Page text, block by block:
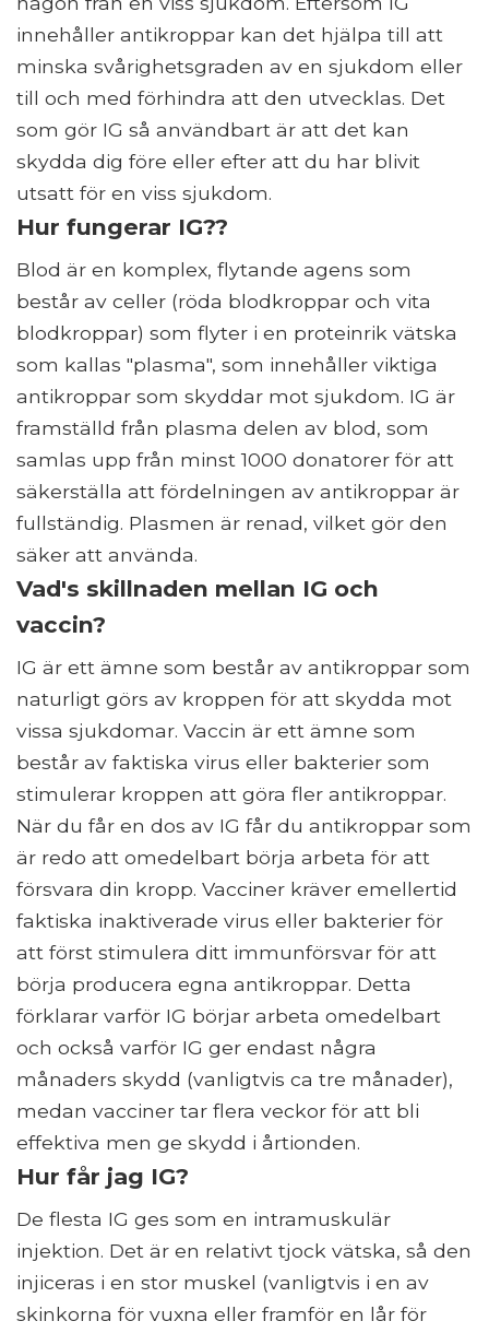
innehåller antikroppar kan det hjälpa till att
minska svårighetsgraden av en sjukdom eller
till och med förhindra att den utvecklas. Det
som gör IG så användbart är att det kan
skydda dig före eller efter att du har blivit
utsatt för en viss sjukdom.
Hur fungerar IG??
Blod är en komplex, flytande agens som
består av celler (röda blodkroppar och vita
blodkroppar) som flyter i en proteinrik vätska
som kallas "plasma", som innehåller viktiga
antikroppar som skyddar mot sjukdom. IG är
framställd från plasma delen av blod, som
samlas upp från minst 1000 donatorer för att
säkerställa att fördelningen av antikroppar är
fullständig. Plasmen är renad, vilket gör den
säker att använda.
Vad's skillnaden mellan IG och
vaccin?
IG är ett ämne som består av antikroppar som
naturligt görs av kroppen för att skydda mot
vissa sjukdomar. Vaccin är ett ämne som
består av faktiska virus eller bakterier som
stimulerar kroppen att göra fler antikroppar.
När du får en dos av IG får du antikroppar som
är redo att omedelbart börja arbeta för att
försvara din kropp. Vacciner kräver emellertid
faktiska inaktiverade virus eller bakterier för
att först stimulera ditt immunförsvar för att
börja producera egna antikroppar. Detta
förklarar varför IG börjar arbeta omedelbart
och också varför IG ger endast några
månaders skydd (vanligtvis ca tre månader),
medan vacciner tar flera veckor för att bli
effektiva men ge skydd i årtionden.
Hur får jag IG?
De flesta IG ges som en intramuskulär
injektion. Det är en relativt tjock vätska, så den
injiceras i en stor muskel (vanligtvis i en av
skinkorna för vuxna eller framför en lår för